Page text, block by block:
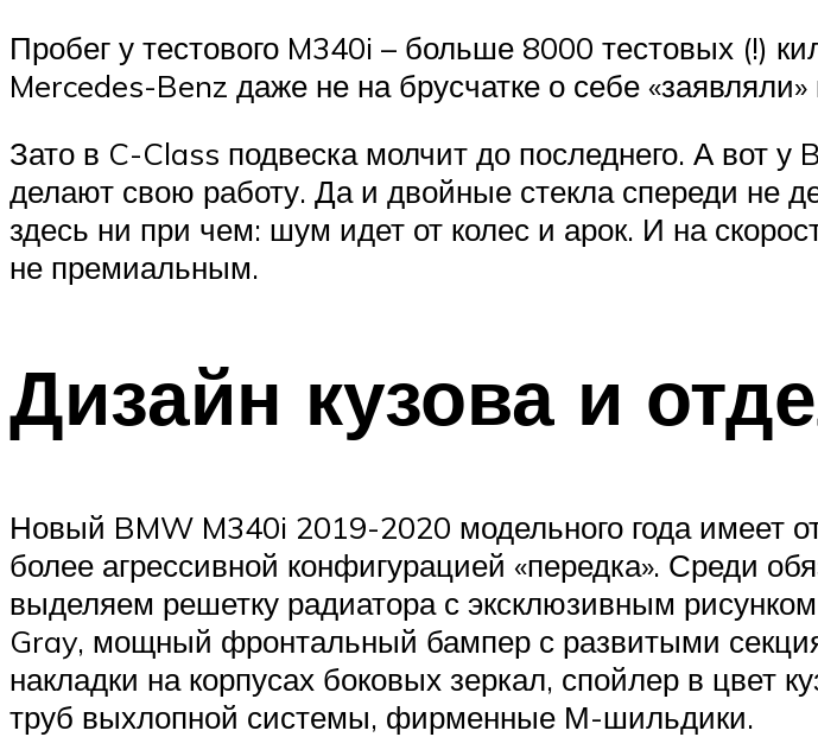
Пробег у тестового M340i – больше 8000 тестовых (!)
Mercedes-Benz даже не на брусчатке о себе
Зато в C-Class подвеска молчит до последнего. А вот
делают свою работу. Да и двойные стекла спереди не
здесь ни при чем: шум идет от колес и арок. И на
не премиальным.
Дизайн кузова и
Новый BMW M340i 2019-2020 модельного года имеет
более агрессивной конфигурацией «передка». Среди
выделяем решетку радиатора с эксклюзивным
Gray, мощный фронтальный бампер с развитыми
накладки на корпусах боковых зеркал, спойлер в цвет
труб выхлопной системы, фирменные М-шильдики.